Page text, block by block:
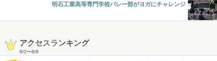
明石工業高等専門学校バレー部がヨガにチャレンジ
アクセスランキング
8/2〜8/8